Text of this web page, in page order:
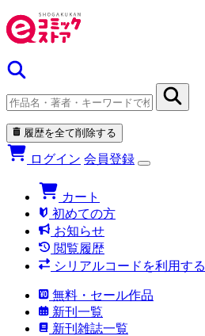
履歴を全て削除する
ログイン 会員登録
カート
初めての方
お知らせ
閲覧履歴
シリアルコードを利用する
無料・セール作品
新刊一覧
新刊雑誌一覧